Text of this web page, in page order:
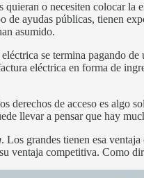
quieran o necesiten colocar
de ayudas públicas, tienen
asumido.
se termina pagando
eléctrica en forma de
derechos de acceso es algo
llevar a pensar que hay
. Los grandes tienen esa
ventaja competitiva. Como